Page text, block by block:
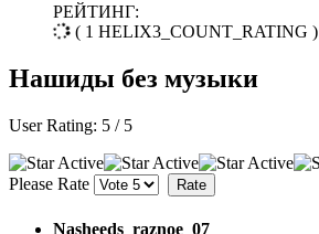
РЕЙТИНГ:
( 1 HELIX3_COUNT_RATING )
Нашиды без музыки
User Rating: 5 / 5
Please Rate
Nasheeds_raznoe_07